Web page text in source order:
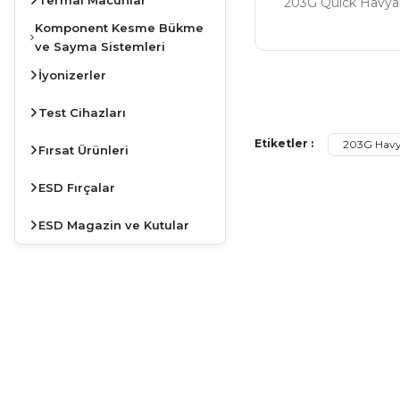
Komponent Kesme Bükme
ve Sayma Sistemleri
İyonizerler
Test Cihazları
Fırsat Ürünleri
ESD Fırçalar
ESD Magazin ve Kutular
Ürün resmi
Etiketler : 203G